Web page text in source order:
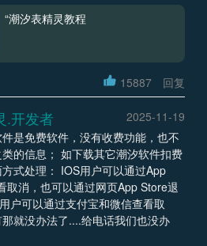
“潮汐表精灵教程
15887 回复
.开发者
2025-11-19
是免费软件，没有收费功能，也不
的信息； 如下载其它潮汐软件扣费
式处理： IOS用户可以通过App
取消，也可以通过网页App Store退
户可以通过支付宝和微信查看取
就没办法了....给电话我们也没办